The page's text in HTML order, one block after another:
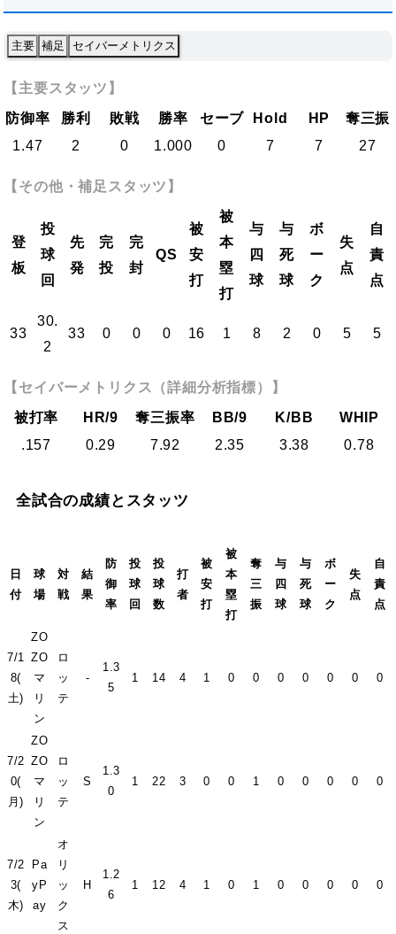
主要 補足 セイバーメトリクス
【主要スタッツ】
防御率
勝利 敗戦 勝率 セーブ Hold HP
奪三振
1.47
2 0 1.000 0 7 7 27
【その他・補足スタッツ】
登
板
投
球
回
先
発
完
投
完
封
QS
被
安
打
被
本
塁
打
与
四
球
与
死
球
ボ
ー
ク
失
点
自
責
点
33
30.
2
33 0 0 0 16 1 8 2 0 5 5
【セイバーメトリクス（詳細分析指標）】
被打率
HR/9 奪三振率 BB/9 K/BB
WHIP
.157
0.29 7.92 2.35 3.38 0.78
全試合の成績とスタッツ
日
付
球
場
対
戦
結
果
防
御
率
投
球
回
投
球
数
打
者
被
安
打
被
本
塁
打
奪
三
振
与
四
球
与
死
球
ボ
ー
ク
失
点
自
責
点
7/1
8(
土)
ZO
ZO
マ
リ
ン
ロ
ッ
テ
-
1.3
5
1 14 4 1 0 0 0 0 0 0 0
7/2
0(
月)
ZO
ZO
マ
リ
ン
ロ
ッ
テ
S
1.3
0
1 22 3 0 0 1 0 0 0 0 0
7/2
3(
木)
Pa
yP
ay
オ
リ
ッ
ク
ス
H
1.2
6
1 12 4 1 0 1 0 0 0 0 0